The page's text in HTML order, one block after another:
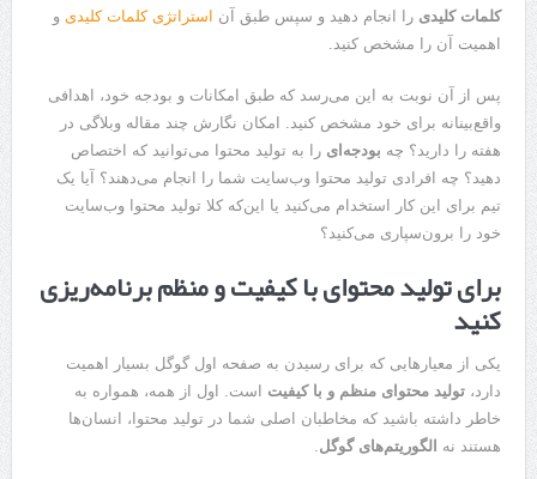
کلمات کلیدی را انجام دهید و سپس طبق آن استراتژی کلمات کلیدیو
اهمیت آن را مشخص کنید.
پس از آن نوبت به این می‌رسد که طبق امکانات و بودجه خود، اهدافی
واقع‌بینانه برای خود مشخص کنید. امکان نگارش چند مقاله وبلاگی در
هفته را دارید؟ چه بودجه‌ای را به تولید محتوا می‌توانید که اختصاص
دهید؟ چه افرادی تولید محتوا وب‌سایت شما را انجام می‌دهند؟ آیا یک
تیم برای این کار استخدام می‌کنید یا این‌که کلا تولید محتوا وب‌سایت
خود را برون‌سپاری می‌کنید؟
برای تولید محتوای با کیفیت و منظم برنامه‌ریزی
کنید
یکی از معیارهایی که برای رسیدن به صفحه اول گوگل بسیار اهمیت
دارد، تولید محتوای منظم و با کیفیت است. اول از همه، همواره به
خاطر داشته باشید که مخاطبان اصلی شما در تولید محتوا، انسان‌ها
هستند نه الگوریتم‌های گوگل.